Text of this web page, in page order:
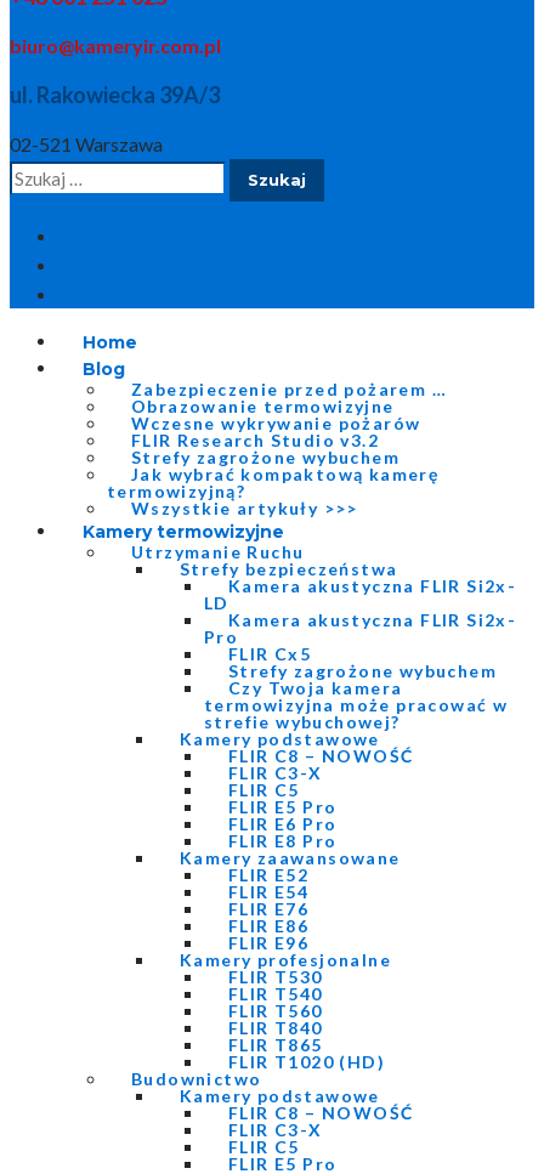
biuro@kameryir.com.pl
ul. Rakowiecka 39A/3
02-521 Warszawa
Szukaj:
Home
Blog
Zabezpieczenie przed pożarem …
Obrazowanie termowizyjne
Wczesne wykrywanie pożarów
FLIR Research Studio v3.2
Strefy zagrożone wybuchem
Jak wybrać kompaktową kamerę
termowizyjną?
Wszystkie artykuły >>>
Kamery termowizyjne
Utrzymanie Ruchu
Strefy bezpieczeństwa
Kamera akustyczna FLIR Si2x-
LD
Kamera akustyczna FLIR Si2x-
Pro
FLIR Cx5
Strefy zagrożone wybuchem
Czy Twoja kamera
termowizyjna może pracować w
strefie wybuchowej?
Kamery podstawowe
FLIR C8 – NOWOŚĆ
FLIR C3-X
FLIR C5
FLIR E5 Pro
FLIR E6 Pro
FLIR E8 Pro
Kamery zaawansowane
FLIR E52
FLIR E54
FLIR E76
FLIR E86
FLIR E96
Kamery profesjonalne
FLIR T530
FLIR T540
FLIR T560
FLIR T840
FLIR T865
FLIR T1020 (HD)
Budownictwo
Kamery podstawowe
FLIR C8 – NOWOŚĆ
FLIR C3-X
FLIR C5
FLIR E5 Pro